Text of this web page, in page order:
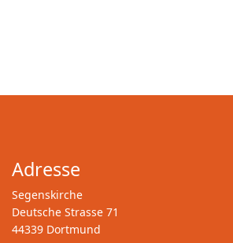
Adresse
Segenskirche
Deutsche Strasse 71
44339 Dortmund